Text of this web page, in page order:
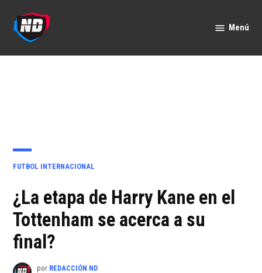
contenido
Menú
PUBLICADO
FUTBOL INTERNACIONAL
¿La etapa de Harry Kane en el
Tottenham se acerca a su
final?
por REDACCIÓN ND